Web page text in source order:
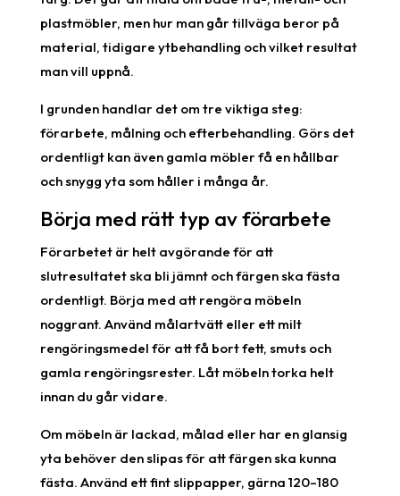
plastmöbler, men hur man går tillväga beror på
material, tidigare ytbehandling och vilket resultat
man vill uppnå.
I grunden handlar det om tre viktiga steg:
förarbete, målning och efterbehandling. Görs det
ordentligt kan även gamla möbler få en hållbar
och snygg yta som håller i många år.
Börja med rätt typ av förarbete
Förarbetet är helt avgörande för att
slutresultatet ska bli jämnt och färgen ska fästa
ordentligt. Börja med att rengöra möbeln
noggrant. Använd målartvätt eller ett milt
rengöringsmedel för att få bort fett, smuts och
gamla rengöringsrester. Låt möbeln torka helt
innan du går vidare.
Om möbeln är lackad, målad eller har en glansig
yta behöver den slipas för att färgen ska kunna
fästa. Använd ett fint slippapper, gärna 120–180